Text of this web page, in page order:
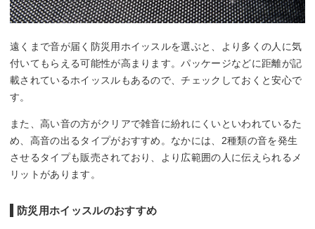
遠くまで音が届く防災用ホイッスルを選ぶと、より多くの人に気
付いてもらえる可能性が高まります。パッケージなどに距離が記
載されているホイッスルもあるので、チェックしておくと安心で
す。
また、高い音の方がクリアで雑音に紛れにくいといわれているた
め、高音の出るタイプがおすすめ。なかには、2種類の音を発生
させるタイプも販売されており、より広範囲の人に伝えられるメ
リットがあります。
防災用ホイッスルのおすすめ